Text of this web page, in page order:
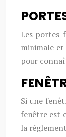
Les portes-
minimale et
pour
Si une
fenêtre est
la